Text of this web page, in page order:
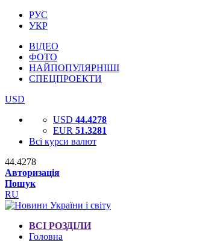
РУС
УКР
ВІДЕО
ФОТО
НАЙПОПУЛЯРНІШІ
СПЕЦПРОЕКТИ
USD
USD 44.4278
EUR 51.3281
Всі курси валют
44.4278
Авторизація
Пошук
RU
ВСІ РОЗДІЛИ
Головна